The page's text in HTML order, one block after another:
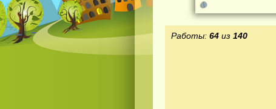
Работы: 64 из 140